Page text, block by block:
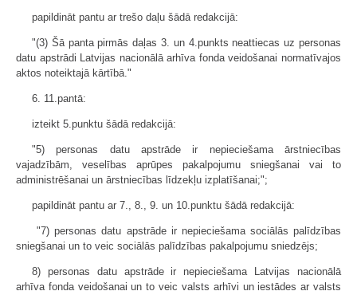
papildināt pantu ar trešo daļu šādā redakcijā:
"(3) Šā panta pirmās daļas 3. un 4.punkts neattiecas uz personas
datu apstrādi Latvijas nacionālā arhīva fonda veidošanai normatīvajos
aktos noteiktajā kārtībā."
6. 11.pantā:
izteikt 5.punktu šādā redakcijā:
"5) personas datu apstrāde ir nepieciešama ārstniecības
vajadzībām, veselības aprūpes pakalpojumu sniegšanai vai to
administrēšanai un ārstniecības līdzekļu izplatīšanai;";
papildināt pantu ar 7., 8., 9. un 10.punktu šādā redakcijā:
"7) personas datu apstrāde ir nepieciešama sociālās palīdzības
sniegšanai un to veic sociālās palīdzības pakalpojumu sniedzējs;
8) personas datu apstrāde ir nepieciešama Latvijas nacionālā
arhīva fonda veidošanai un to veic valsts arhīvi un iestādes ar valsts